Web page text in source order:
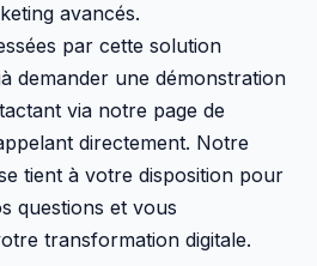
avancés.
par cette solution
demander une démonstration
via notre page de
directement. Notre
tient à votre disposition pour
questions et vous
transformation digitale.